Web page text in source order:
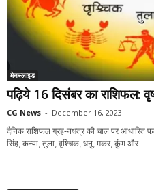
मेनस्लाइड
पढ़िये 16 दिसंबर का राशिफल:
CG News - December 16, 2023
दैनिक राशिफल ग्रह-नक्षत्र की चाल पर आधारित
सिंह, कन्या, तुला, वृश्चिक, धनु, मकर, कुंभ और...